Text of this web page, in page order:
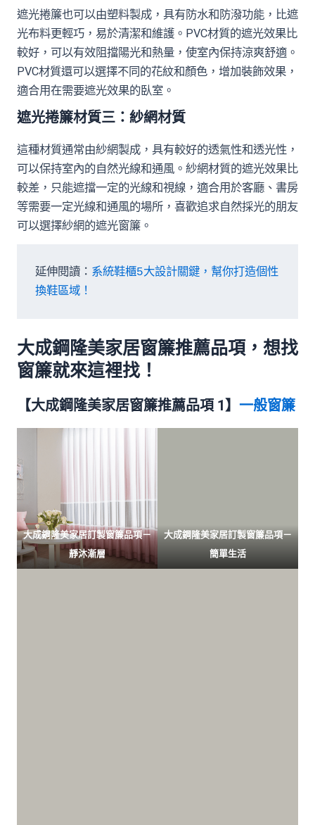
遮光捲簾也可以由塑料製成，具有防水和防潑功能，比遮
光布料更輕巧，易於清潔和維護。PVC材質的遮光效果比
較好，可以有效阻擋陽光和熱量，使室內保持涼爽舒適。
PVC材質還可以選擇不同的花紋和顏色，增加裝飾效果，
適合用在需要遮光效果的臥室。
遮光捲簾材質三：紗網材質
這種材質通常由紗網製成，具有較好的透氣性和透光性，
可以保持室內的自然光線和通風。紗網材質的遮光效果比
較差，只能遮擋一定的光線和視線，適合用於客廳、書房
等需要一定光線和通風的場所，喜歡追求自然採光的朋友
可以選擇紗網的遮光窗簾。
延伸閱讀： 系統鞋櫃5大設計關鍵，幫你打造個性
換鞋區域！
大成鋼隆美家居窗簾推薦品項， 想找
窗簾就來這裡找！
【大成鋼隆美家居窗簾推薦品項 1】 一般窗簾
大成鋼隆美家居訂製窗簾品項－
靜沐漸層
大成鋼隆美家居訂製窗簾品項－
簡單生活